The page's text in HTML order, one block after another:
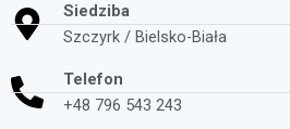
Siedziba
Szczyrk / Bielsko-Biała
Telefon
+48 796 543 243